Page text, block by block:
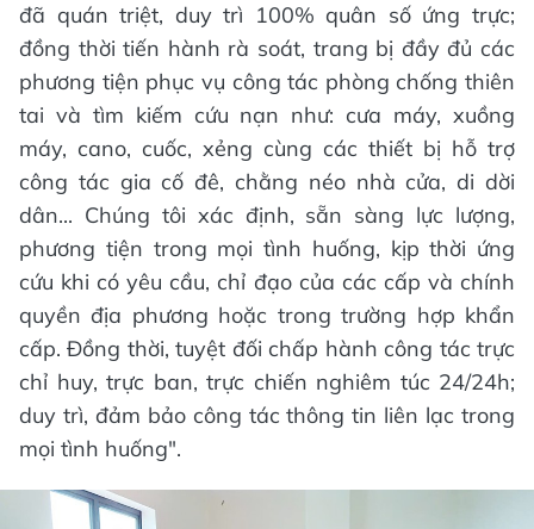
đã quán triệt, duy trì 100% quân số ứng trực;
đồng thời tiến hành rà soát, trang bị đầy đủ các
phương tiện phục vụ công tác phòng chống thiên
tai và tìm kiếm cứu nạn như: cưa máy, xuồng
máy, cano, cuốc, xẻng cùng các thiết bị hỗ trợ
công tác gia cố đê, chằng néo nhà cửa, di dời
dân... Chúng tôi xác định, sẵn sàng lực lượng,
phương tiện trong mọi tình huống, kịp thời ứng
cứu khi có yêu cầu, chỉ đạo của các cấp và chính
quyền địa phương hoặc trong trường hợp khẩn
cấp. Đồng thời, tuyệt đối chấp hành công tác trực
chỉ huy, trực ban, trực chiến nghiêm túc 24/24h;
duy trì, đảm bảo công tác thông tin liên lạc trong
mọi tình huống".